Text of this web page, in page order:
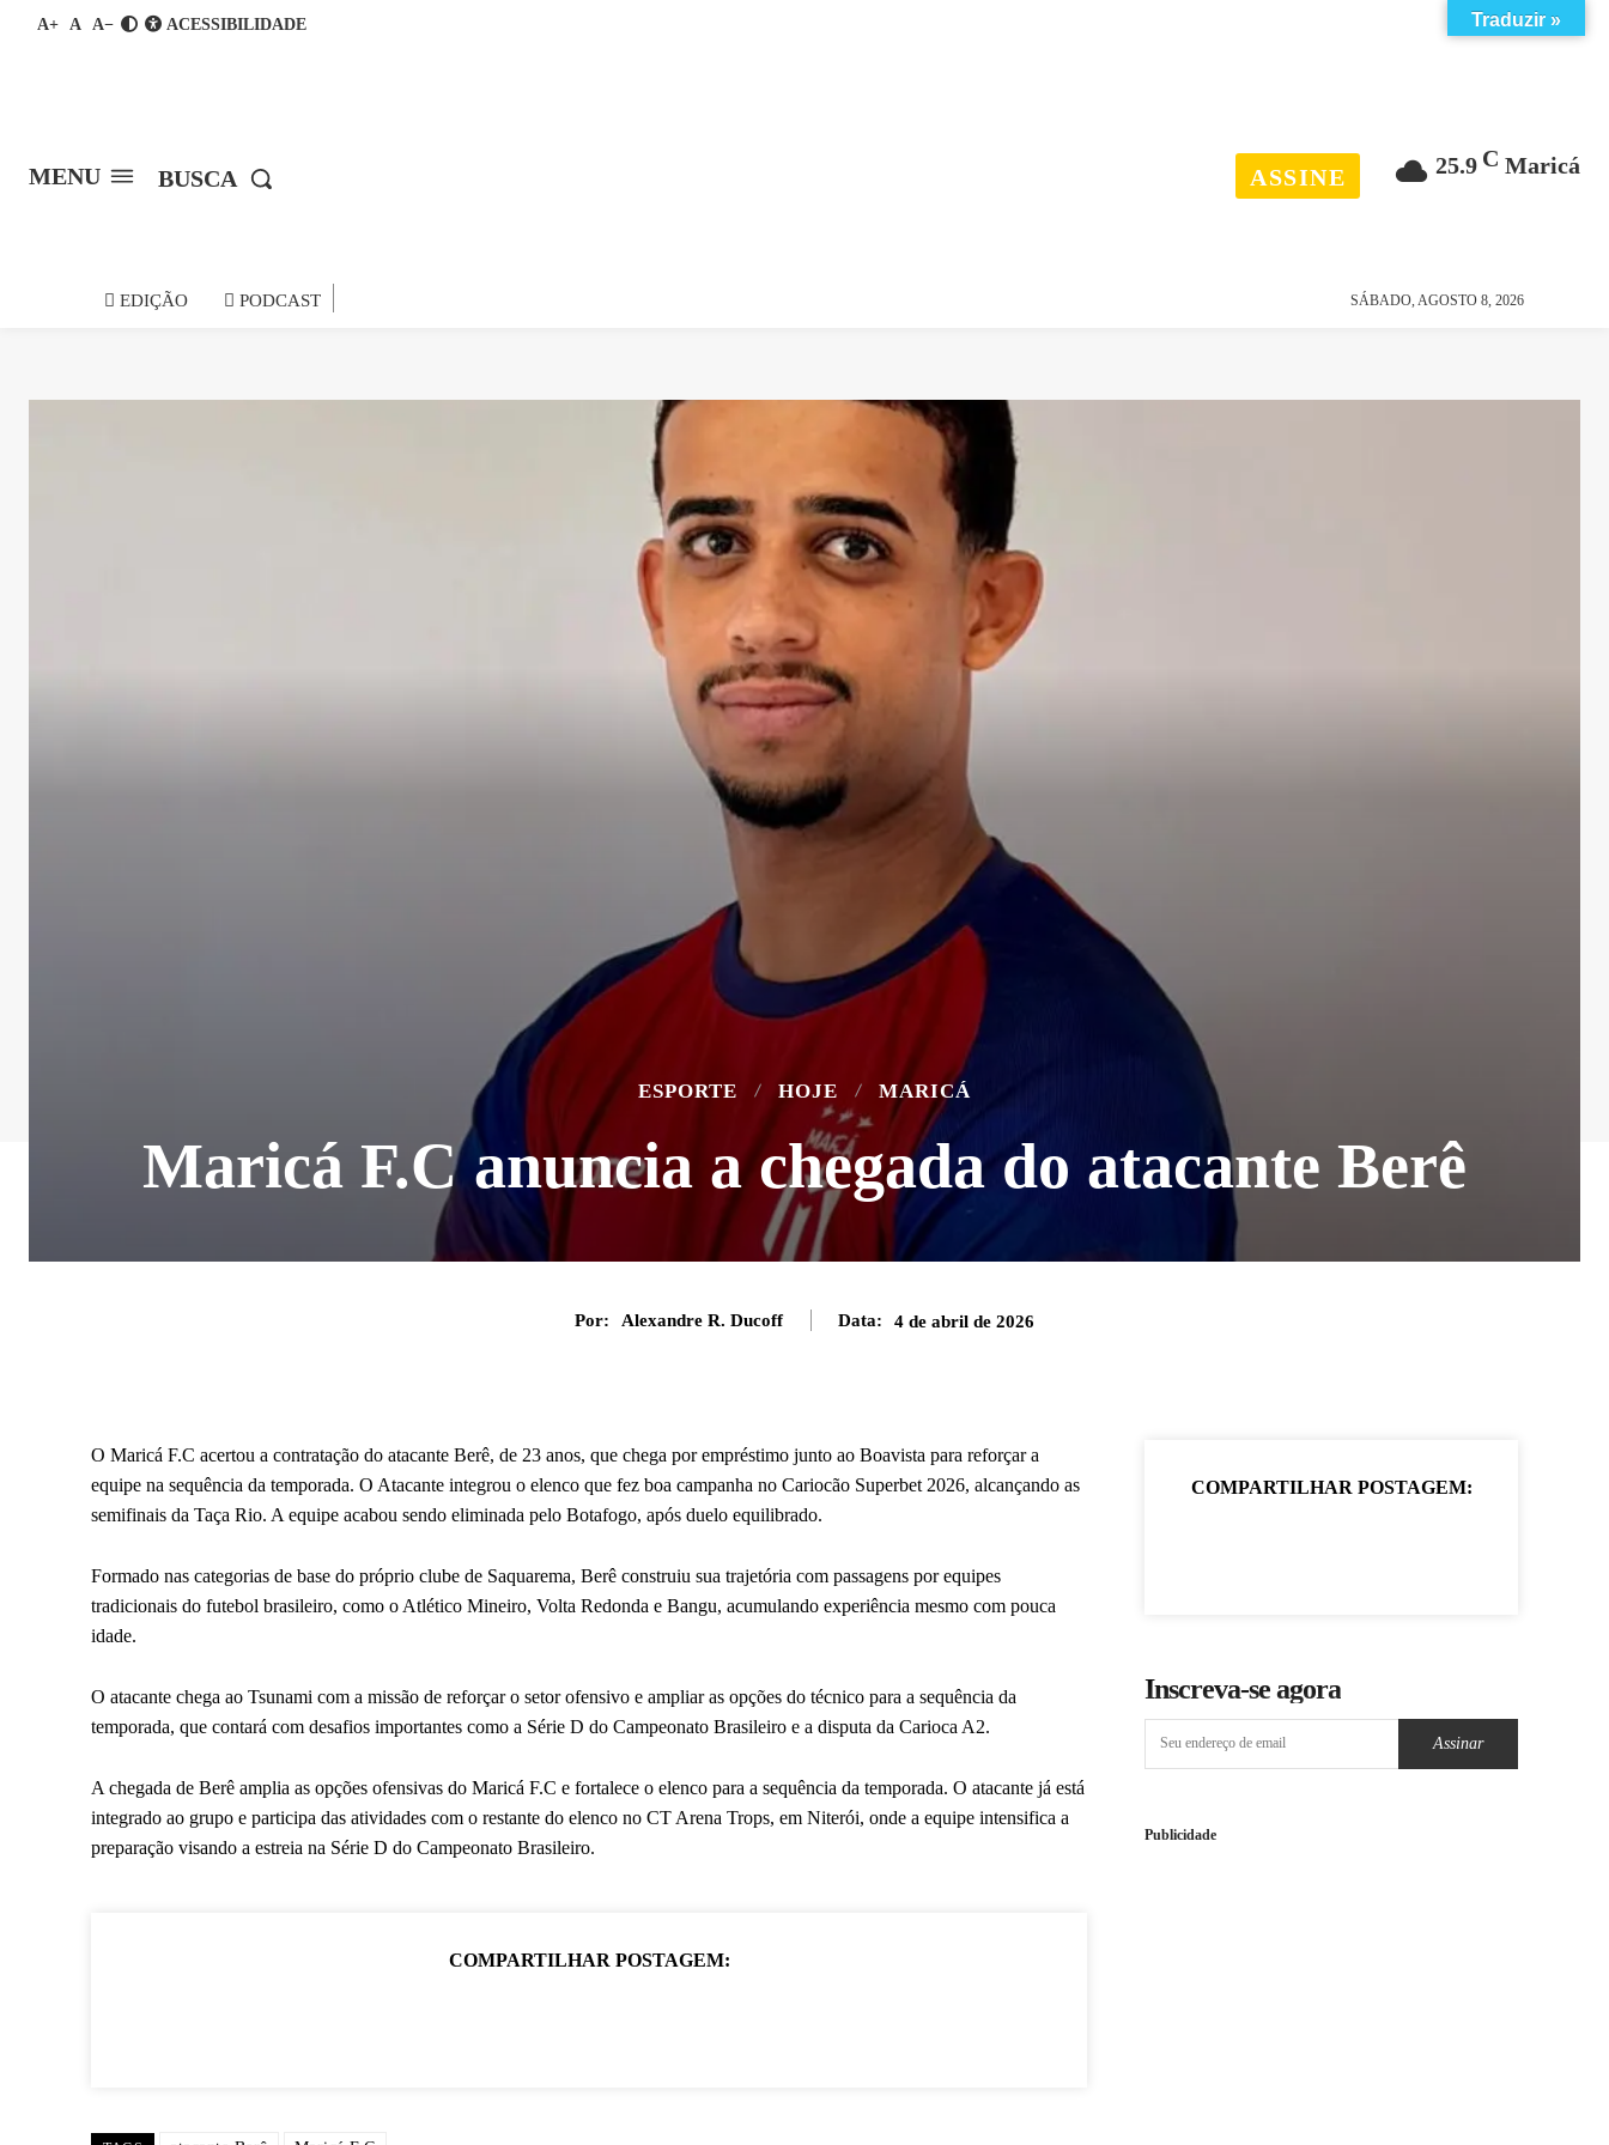
A+ A A− ACESSIBILIDADE
MENU BUSCA
25.9 C Maricá
ASSINE
EDIÇÃO PODCAST SÁBADO, AGOSTO 8, 2026
ESPORTE HOJE MARICÁ
Maricá F.C anuncia a chegada do atacante Berê
Por: Alexandre R. Ducoff Data: 4 de abril de 2026
O Maricá F.C acertou a contratação do atacante Berê, de 23 anos, que chega por empréstimo junto ao Boavista para reforçar a
equipe na sequência da temporada. O Atacante integrou o elenco que fez boa campanha no Cariocão Superbet 2026, alcançando as
semifinais da Taça Rio. A equipe acabou sendo eliminada pelo Botafogo, após duelo equilibrado.
Formado nas categorias de base do próprio clube de Saquarema, Berê construiu sua trajetória com passagens por equipes
tradicionais do futebol brasileiro, como o Atlético Mineiro, Volta Redonda e Bangu, acumulando experiência mesmo com pouca
idade.
O atacante chega ao Tsunami com a missão de reforçar o setor ofensivo e ampliar as opções do técnico para a sequência da
temporada, que contará com desafios importantes como a Série D do Campeonato Brasileiro e a disputa da Carioca A2.
A chegada de Berê amplia as opções ofensivas do Maricá F.C e fortalece o elenco para a sequência da temporada. O atacante já está
integrado ao grupo e participa das atividades com o restante do elenco no CT Arena Trops, em Niterói, onde a equipe intensifica a
preparação visando a estreia na Série D do Campeonato Brasileiro.
COMPARTILHAR POSTAGEM:
COMPARTILHAR POSTAGEM:
Inscreva-se agora
Assinar
Publicidade
Traduzir »